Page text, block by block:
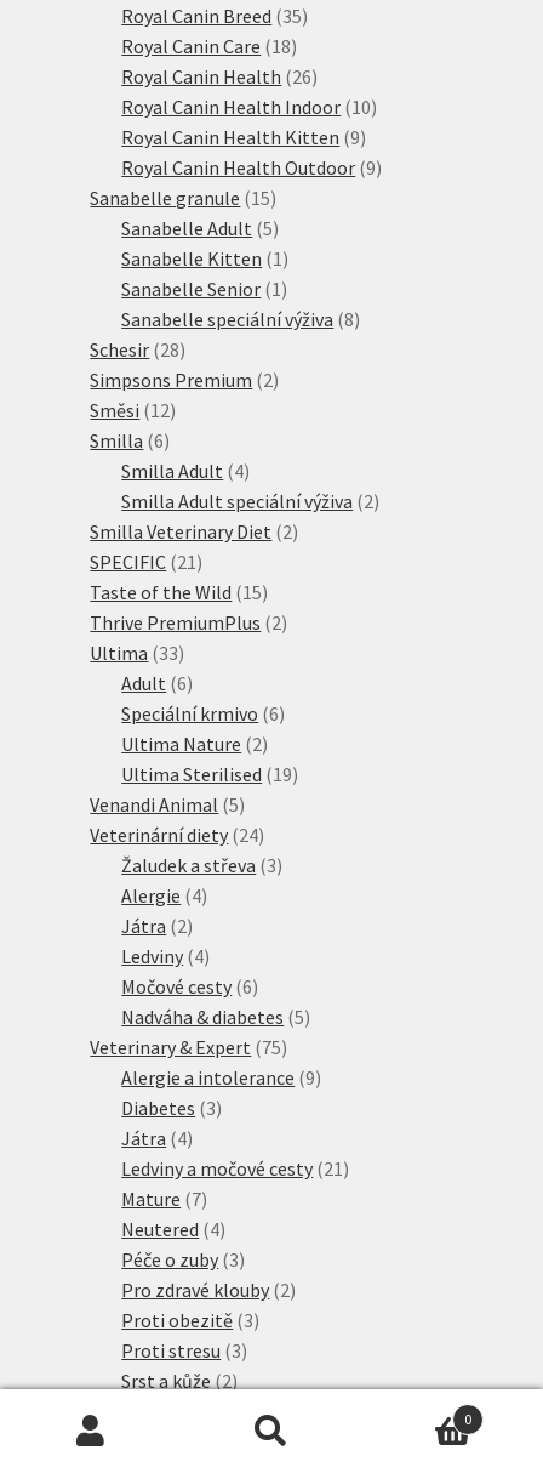
produktů
Royal Canin Breed 3535
Royal Canin Care 1818
produktů
Royal Canin Health 2626
produktů
Royal Canin Health Indoor 1010
Royal Canin Health Kitten 99
produktů
Royal Canin Health Outdoor 99
Sanabelle granule 1515
produktů
Sanabelle Adult 55
produktů
Sanabelle Kitten 1 1
produkt
Sanabelle Senior 1 1
produkt
Sanabelle speciální výživa 88
Schesir 2828
produktů
Simpsons Premium 22
Směsi 1212
Smilla 66
produktů
Smilla Adult 44
produkty
Smilla Adult speciální výživa 22
Smilla Veterinary Diet 22
SPECIFIC 21 21
produktů
Taste of the Wild 1515
produktů
Thrive PremiumPlus 22
Ultima 3333
produktů
Adult 66
produktů
Speciální krmivo 66
Ultima Nature 22
produkty
Ultima Sterilised 1919
Venandi Animal 55
produktů
Veterinární diety 2424
produktů
Žaludek a střeva 33
Alergie 44
Játra 22
produkty
Ledviny 44
produkty
Močové cesty 66
produktů
Nadváha & diabetes 55
Veterinary & Expert 7575
produktů
Alergie a intolerance 99
Diabetes 33
Játra 44
produkty
Ledviny a močové cesty 21 21
Mature 77
produktů
Neutered 44
produkty
Péče o zuby 33
produkty
Pro zdravé klouby 22
Proti obezitě 33
Proti stresu 33
Srst a kůže 22
produkty
14
produktů
Visán Optimanova 66
0